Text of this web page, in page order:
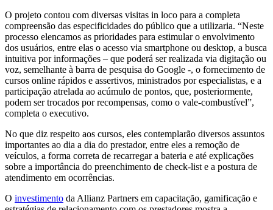
O projeto contou com diversas visitas in loco para a completa
compreensão das especificidades do público que a utilizaria. “Neste
processo elencamos as prioridades para estimular o envolvimento
dos usuários, entre elas o acesso via smartphone ou desktop, a busca
intuitiva por informações – que poderá ser realizada via digitação ou
voz, semelhante à barra de pesquisa do Google -, o fornecimento de
cursos online rápidos e assertivos, ministrados por especialistas, e a
participação atrelada ao acúmulo de pontos, que, posteriormente,
podem ser trocados por recompensas, como o vale-combustível”,
completa o executivo.
No que diz respeito aos cursos, eles contemplarão diversos assuntos
importantes ao dia a dia do prestador, entre eles a remoção de
veículos, a forma correta de recarregar a bateria e até explicações
sobre a importância do preenchimento de check-list e a postura de
atendimento em ocorrências.
O investimento da Allianz Partners em capacitação, gamificação e